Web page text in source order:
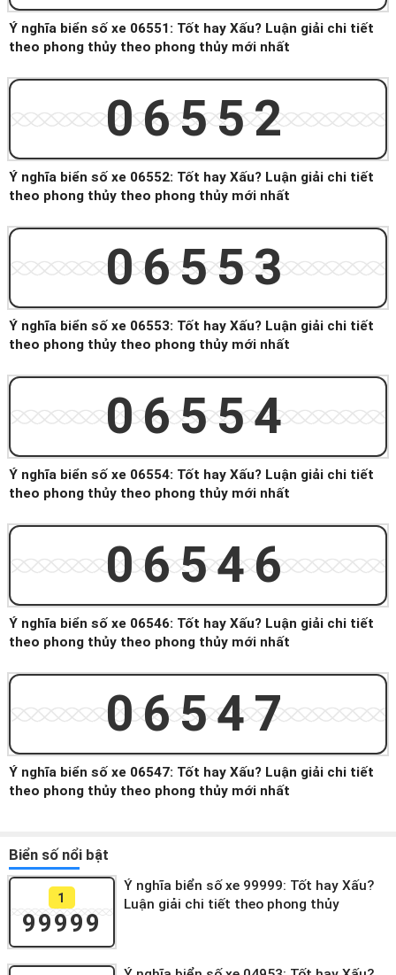
Ý nghĩa biển số xe 06551: Tốt hay Xấu? Luận giải chi tiết
theo phong thủy theo phong thủy mới nhất
06552
Ý nghĩa biển số xe 06552: Tốt hay Xấu? Luận giải chi tiết
theo phong thủy theo phong thủy mới nhất
06553
Ý nghĩa biển số xe 06553: Tốt hay Xấu? Luận giải chi tiết
theo phong thủy theo phong thủy mới nhất
06554
Ý nghĩa biển số xe 06554: Tốt hay Xấu? Luận giải chi tiết
theo phong thủy theo phong thủy mới nhất
06546
Ý nghĩa biển số xe 06546: Tốt hay Xấu? Luận giải chi tiết
theo phong thủy theo phong thủy mới nhất
06547
Ý nghĩa biển số xe 06547: Tốt hay Xấu? Luận giải chi tiết
theo phong thủy theo phong thủy mới nhất
Biển số nổi bật
1
99999
Ý nghĩa biển số xe 99999: Tốt hay Xấu?
Luận giải chi tiết theo phong thủy